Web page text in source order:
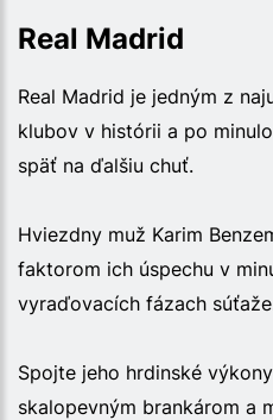
Real Madrid
Real Madrid je jedným z
klubov v histórii a po
späť na ďalšiu chuť.
Hviezdny muž Karim
faktorom ich úspechu v
vyraďovacích fázach
Spojte jeho hrdinské
skalopevným brankárom a